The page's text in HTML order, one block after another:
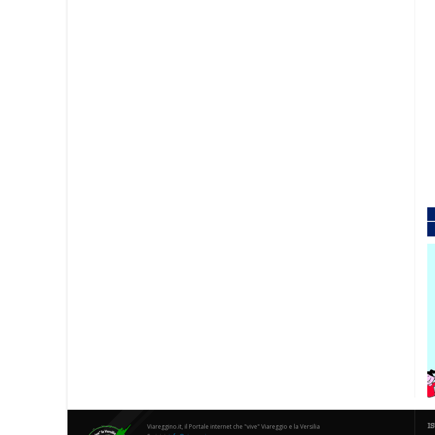
Viareggino.it, il Portale internet che "vive" Viareggio e la Versilia